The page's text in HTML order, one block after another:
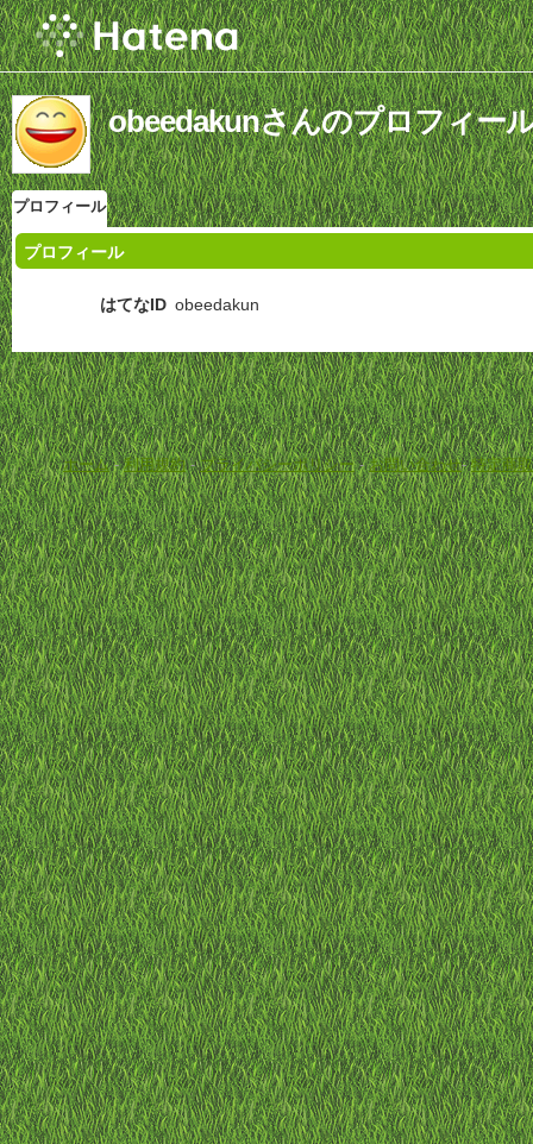
obeedakunさんのプロフィー
プロフィール
プロフィール
はてなID obeedakun
ホーム-利用規約-プライバシーポリシー-お問い合わせ-特定商